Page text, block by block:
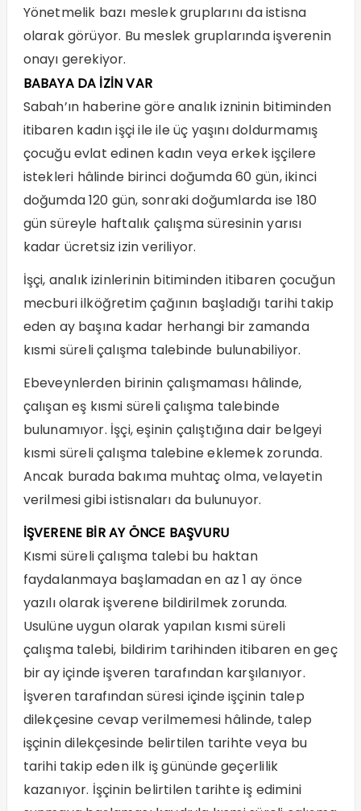
Yönetmelik bazı meslek gruplarını da istisna
olarak görüyor. Bu meslek gruplarında işverenin
onayı gerekiyor.
BABAYA DA İZİN VAR
Sabah’ın haberine göre analık izninin bitiminden
itibaren kadın işçi ile ile üç yaşını doldurmamış
çocuğu evlat edinen kadın veya erkek işçilere
istekleri hâlinde birinci doğumda 60 gün, ikinci
doğumda 120 gün, sonraki doğumlarda ise 180
gün süreyle haftalık çalışma süresinin yarısı
kadar ücretsiz izin veriliyor.
İşçi, analık izinlerinin bitiminden itibaren çocuğun
mecburi ilköğretim çağının başladığı tarihi takip
eden ay başına kadar herhangi bir zamanda
kısmi süreli çalışma talebinde bulunabiliyor.
Ebeveynlerden birinin çalışmaması hâlinde,
çalışan eş kısmi süreli çalışma talebinde
bulunamıyor. İşçi, eşinin çalıştığına dair belgeyi
kısmi süreli çalışma talebine eklemek zorunda.
Ancak burada bakıma muhtaç olma, velayetin
verilmesi gibi istisnaları da bulunuyor.
İŞVERENE BİR AY ÖNCE BAŞVURU
Kısmi süreli çalışma talebi bu haktan
faydalanmaya başlamadan en az 1 ay önce
yazılı olarak işverene bildirilmek zorunda.
Usulüne uygun olarak yapılan kısmi süreli
çalışma talebi, bildirim tarihinden itibaren en geç
bir ay içinde işveren tarafından karşılanıyor.
İşveren tarafından süresi içinde işçinin talep
dilekçesine cevap verilmemesi hâlinde, talep
işçinin dilekçesinde belirtilen tarihte veya bu
tarihi takip eden ilk iş gününde geçerlilik
kazanıyor. İşçinin belirtilen tarihte iş edimini